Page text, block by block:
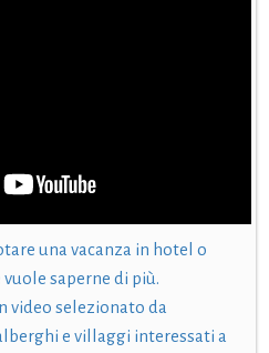
una vacanza in hotel o
saperne di più.
video selezionato da
e villaggi interessati a